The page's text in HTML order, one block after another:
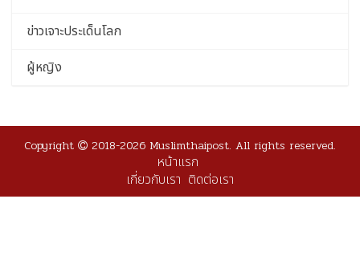
ข่าวเจาะประเด็นโลก
ผู้หญิง